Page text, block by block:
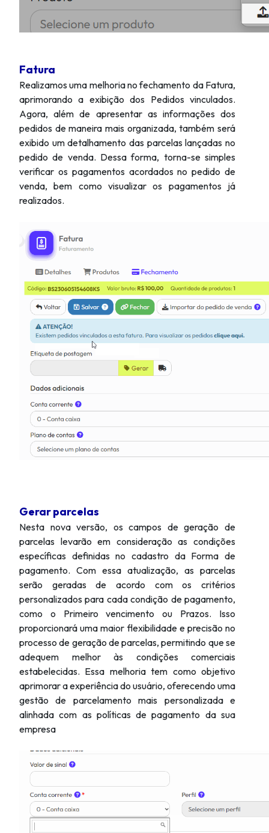
Fatura
Realizamos uma melhoria no fechamento da Fatura,
aprimorando a exibição dos Pedidos vinculados.
Agora, além de apresentar as informações dos
pedidos de maneira mais organizada, também será
exibido um detalhamento das parcelas lançadas no
pedido de venda. Dessa forma, torna-se simples
verificar os pagamentos acordados no pedido de
venda, bem como visualizar os pagamentos já
realizados.
Gerar parcelas
Nesta nova versão, os campos de geração de
parcelas levarão em consideração as condições
específicas definidas no cadastro da Forma de
pagamento. Com essa atualização, as parcelas
serão geradas de acordo com os critérios
personalizados para cada condição de pagamento,
como o Primeiro vencimento ou Prazos. Isso
proporcionará uma maior flexibilidade e precisão no
processo de geração de parcelas, permitindo que se
adequem melhor às condições comerciais
estabelecidas. Essa melhoria tem como objetivo
aprimorar a experiência do usuário, oferecendo uma
gestão de parcelamento mais personalizada e
alinhada com as políticas de pagamento da sua
empresa